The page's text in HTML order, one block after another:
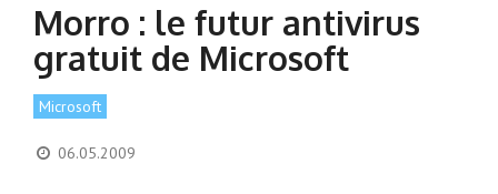
Morro : le futur antivirus
gratuit de Microsoft
Microsoft
06.05.2009